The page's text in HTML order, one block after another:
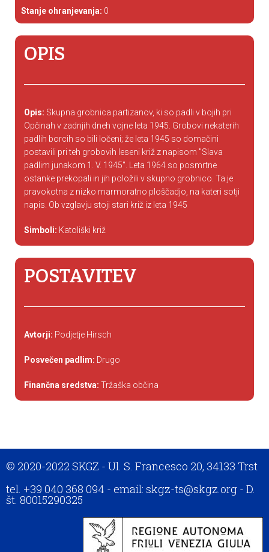
Stanje ohranjevanja: 0
OPIS
Opis: Skupna grobnica partizanov, ki so padli v bojih pri
Opčinah v zadnjih dneh vojne leta 1945. Grobovi nekaterih
padlih borcih so bili ločeni; že leta 1945 so domačini
postavili pri teh grobovih leseni križ z napisom ''Slava
padlim junakom 1. V. 1945''. Leta 1964 so posmrtne
ostanke prekopali in jih položili v skupno grobnico. Ta je
pravokotna z nizko marmoratno ploščadjo, na kateri sotji
napis. Ob vzglavju stoji stari križ iz leta 1945
Simboli: Katoliški križ
POSTAVITEV
Avtorji: Podjetje Hirsch
Posvečen padlim: Drugo
Finančna sredstva: Tržaška občina
© 2020-2022 SKGZ - Ul. S. Francesco 20, 34133 Trst
tel. +39 040 368 094 - email: skgz-ts@skgz.org - D.
št. 80015290325